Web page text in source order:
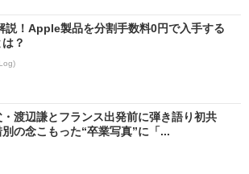
説！Apple製品を分割手数料0円で入手する
？
渡辺謙とフランス出発前に弾き語り初共
の念こもった“卒業写真”に「...